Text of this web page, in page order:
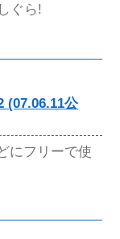
ぐら!
(07.06.11公
にフリーで使